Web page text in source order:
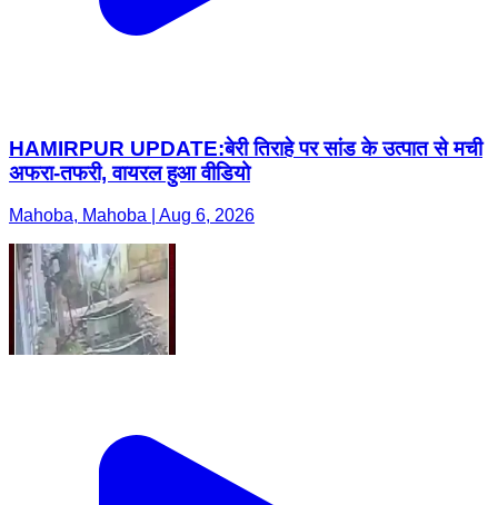
HAMIRPUR UPDATE:बेरी तिराहे पर सांड के उत्पात से मची
अफरा-तफरी, वायरल हुआ वीडियो
Mahoba, Mahoba | Aug 6, 2026